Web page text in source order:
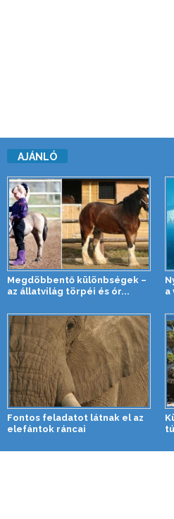
AJÁNLÓ
Megdöbbentő különbségek –
az állatvilág törpéi és ór...
a
Fontos feladatot látnak el az
elefántok ráncai